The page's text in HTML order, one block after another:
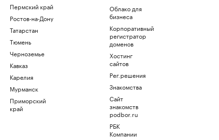
Пермский край
Ростов-на-Дону
Татарстан
Тюмень
Черноземье
Кавказ
Карелия
Мурманск
Приморский
край
Облако для
бизнеса
Корпоративный
регистратор
доменов
Хостинг
сайтов
Рег.решения
Знакомства
Сайт
знакомств
podbor.ru
РБК
Компании